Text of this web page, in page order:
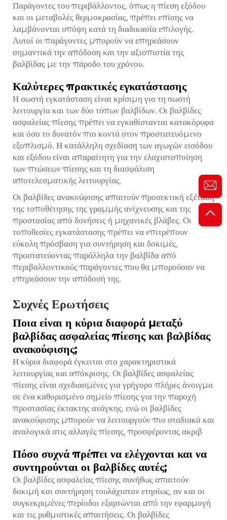
Παράγοντες του περιβάλλοντος, όπως η πίεση εξόδου
και οι μεταβολές θερμοκρασίας, πρέπει επίσης να
λαμβάνονται υπόψη κατά τη διαδικασία επιλογής.
Αυτοί οι παράγοντες μπορούν να επηρεάσουν
σημαντικά την απόδοση και την αξιοπιστία της
βαλβίδας με την πάροδο του χρόνου.
Καλύτερες πρακτικές εγκατάστασης
Η σωστή εγκατάσταση είναι κρίσιμη για τη σωστή
λειτουργία και των δύο τύπων βαλβίδων. Οι βαλβίδες
ασφαλείας πίεσης πρέπει να εγκαθίστανται κατακόρυφα
και όσο το δυνατόν πιο κοντά στον προστατευόμενο
εξοπλισμό. Η κατάλληλη σχεδίαση των αγωγών εισόδου
και εξόδου είναι απαραίτητη για την ελαχιστοποίηση
των πτώσεων πίεσης και τη διασφάλιση
αποτελεσματικής λειτουργίας.
Οι βαλβίδες ανακούφισης απαιτούν προσεκτική εξέταση
της τοποθέτησης της γραμμής ανίχνευσης και της
προστασίας από δονήσεις ή μηχανικές βλάβες. Οι
τοποθεσίες εγκατάστασης πρέπει να επιτρέπουν
εύκολη πρόσβαση για συντήρηση και δοκιμές,
προστατεύοντας παράλληλα την βαλβίδα από
περιβαλλοντικούς παράγοντες που θα μπορούσαν να
επηρεάσουν την απόδοσή της.
Συχνές Ερωτήσεις
Ποια είναι η κύρια διαφορά μεταξύ
βαλβίδας ασφαλείας πίεσης και βαλβίδας
ανακούφισης;
Η κύρια διαφορά έγκειται στα χαρακτηριστικά
λειτουργίας και απόκρισης. Οι βαλβίδες ασφαλείας
πίεσης είναι σχεδιασμένες για γρήγορο πλήρες άνοιγμα
σε ένα καθορισμένο σημείο πίεσης για την παροχή
προστασίας έκτακτης ανάγκης, ενώ οι βαλβίδες
ανακούφισης μπορούν να λειτουργούν πιο σταδιακά και
αναλογικά στις αλλαγές πίεσης, προσφέροντας ακριβ
Πόσο συχνά πρέπει να ελέγχονται και να
συντηρούνται οι βαλβίδες αυτές;
Οι βαλβίδες ασφαλείας πίεσης συνήθως απαιτούν
δοκιμή και συντήρηση τουλάχιστον ετησίως, αν και οι
συγκεκριμένες περίοδοι εξαρτώνται από την εφαρμογή
και τις ρυθμιστικές απαιτήσεις. Οι βαλβίδες